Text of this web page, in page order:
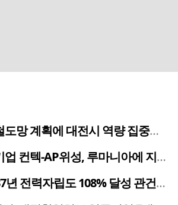
망 계획에 대전시 역량 집중해야
텍-AP위성, 루마니아에 지상국 시스템 전수
력자립도 108% 달성 관건은 '주민 수용성'